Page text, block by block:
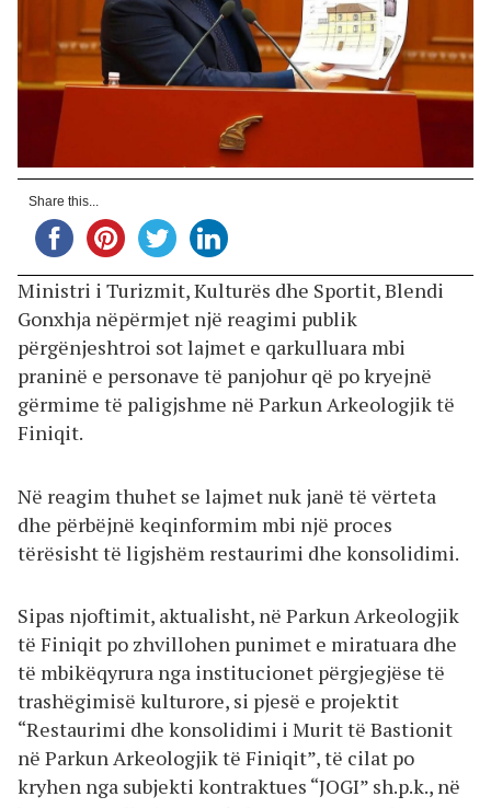
Share this...
Ministri i Turizmit, Kulturës dhe Sportit, Blendi
Gonxhja nëpërmjet një reagimi publik
përgënjeshtroi sot lajmet e qarkulluara mbi
praninë e personave të panjohur që po kryejnë
gërmime të paligjshme në Parkun Arkeologjik të
Finiqit.
Në reagim thuhet se lajmet nuk janë të vërteta
dhe përbëjnë keqinformim mbi një proces
tërësisht të ligjshëm restaurimi dhe konsolidimi.
Sipas njoftimit, aktualisht, në Parkun Arkeologjik
të Finiqit po zhvillohen punimet e miratuara dhe
të mbikëqyrura nga institucionet përgjegjëse të
trashëgimisë kulturore, si pjesë e projektit
“Restaurimi dhe konsolidimi i Murit të Bastionit
në Parkun Arkeologjik të Finiqit”, të cilat po
kryhen nga subjekti kontraktues “JOGI” sh.p.k., në